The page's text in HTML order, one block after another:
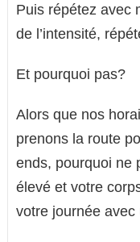
Puis répétez avec
de l’intensité,
Et pourquoi pas?
Alors que nos
prenons la route
ends, pourquoi ne
élevé et votre
votre journée avec